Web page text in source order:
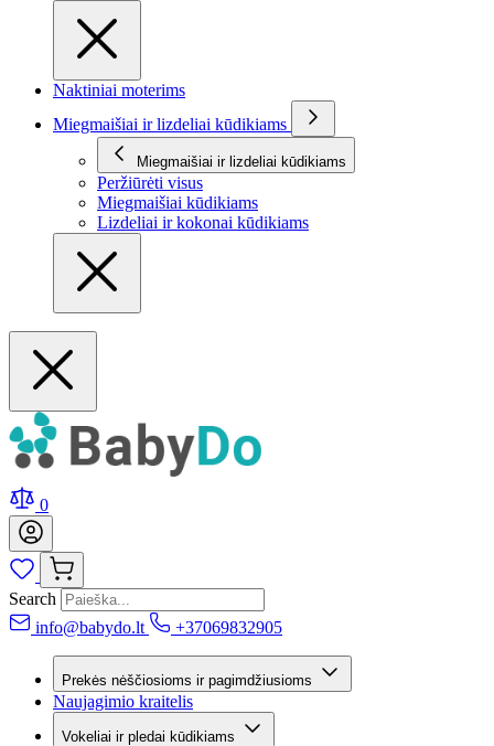
Naktiniai moterims
Miegmaišiai ir lizdeliai kūdikiams
Miegmaišiai ir lizdeliai kūdikiams
Peržiūrėti visus
Miegmaišiai kūdikiams
Lizdeliai ir kokonai kūdikiams
0
Search
info@babydo.lt
+37069832905
Prekės nėščiosioms ir pagimdžiusioms
Naujagimio kraitelis
Vokeliai ir pledai kūdikiams